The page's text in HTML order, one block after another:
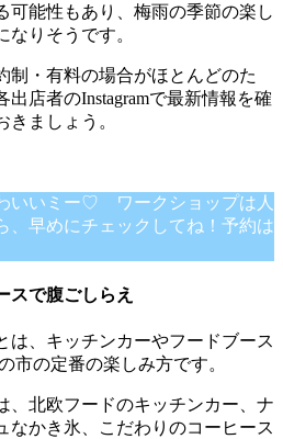
可能性もあり、梅雨の季節の楽し
りそうです。
制・有料の場合がほとんどのた
店者のInstagramで最新情報を確
ましょう。
いいミー♡ ワークショップは人
、早めにチェックしてね！予約は
スで腹ごしらえ
は、キッチンカーやフードブース
市の定番の楽しみ方です。
、北欧フードのキッチンカー、ナ
なかき氷、こだわりのコーヒース